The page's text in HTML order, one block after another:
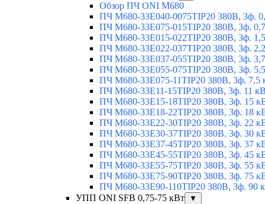
Обзор ПЧ ONI M680
ПЧ M680-33E040-0075TIP20 380В, 3ф.
ПЧ M680-33E075-015TIP20 380В, 3ф.
ПЧ M680-33E015-022TIP20 380В, 3ф.
ПЧ M680-33E022-037TIP20 380В, 3ф.
ПЧ M680-33E037-055TIP20 380В, 3ф.
ПЧ M680-33E055-075TIP20 380В, 3ф.
ПЧ M680-33E075-11TIP20 380В, 3ф. 7,5
ПЧ M680-33E11-15TIP20 380В, 3ф. 11
ПЧ M680-33E15-18TIP20 380В, 3ф. 15
ПЧ M680-33E18-22TIP20 380В, 3ф. 18
ПЧ M680-33E22-30TIP20 380В, 3ф. 22
ПЧ M680-33E30-37TIP20 380В, 3ф. 30
ПЧ M680-33E37-45TIP20 380В, 3ф. 37
ПЧ M680-33E45-55TIP20 380В, 3ф. 45
ПЧ M680-33E55-75TIP20 380В, 3ф. 55
ПЧ M680-33E75-90TIP20 380В, 3ф. 75
ПЧ M680-33E90-110TIP20 380В, 3ф. 90
УПП ONI SFB 0,75-75 кВт
▼